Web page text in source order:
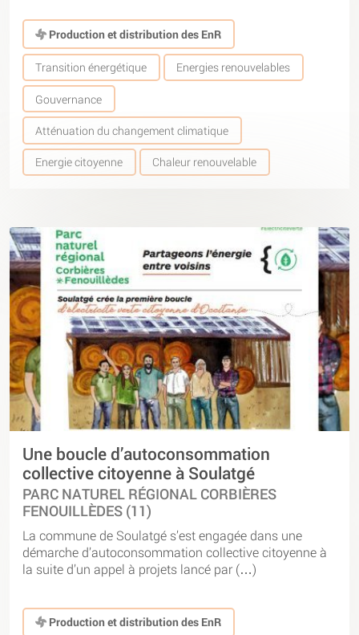
Production et distribution des EnR
Transition énergétique Energies renouvelables
Gouvernance
Atténuation du changement climatique
Energie citoyenne Chaleur renouvelable
Une boucle d’autoconsommation
collective citoyenne à Soulatgé
PARC NATUREL RÉGIONAL CORBIÈRES
FENOUILLÈDES (11)
La commune de Soulatgé s’est engagée dans une
démarche d’autoconsommation collective citoyenne à
la suite d’un appel à projets lancé par (…)
Production et distribution des EnR